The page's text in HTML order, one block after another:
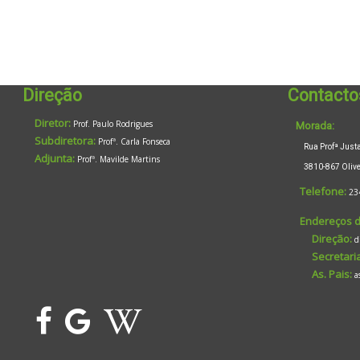
Direção
Diretor: Prof. Paulo Rodrigues
Subdiretora: Profª. Carla Fonseca
Adjunta: Profª. Mavilde Martins
Morada:
Rua Profª Justa
3810-867
Telefone:
Endereços
Direção:
As. Pais: